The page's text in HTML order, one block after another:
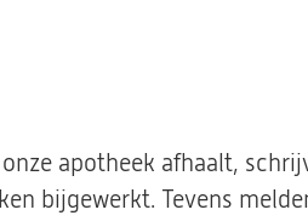
apotheek afhaalt,
bijgewerkt. Tevens